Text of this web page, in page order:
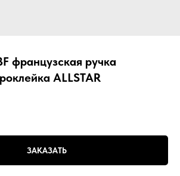
французская ручка
ALLSTAR
ЗАКАЗАТЬ